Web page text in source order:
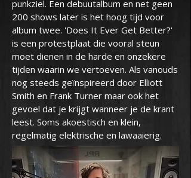
punkziel. Een debuutalbum en net geen
200 shows later is het hoog tijd voor
album twee. 'Does It Ever Get Better?'
is een protestplaat die vooral steun
moet dienen in de harde en onzekere
tijden waarin we vertoeven. Als vanouds
nog steeds geïnspireerd door Elliott
Smith en Frank Turner maar ook het
gevoel dat je krijgt wanneer je de krant
leest. Soms akoestisch en klein,
regelmatig elektrische en lawaaierig.